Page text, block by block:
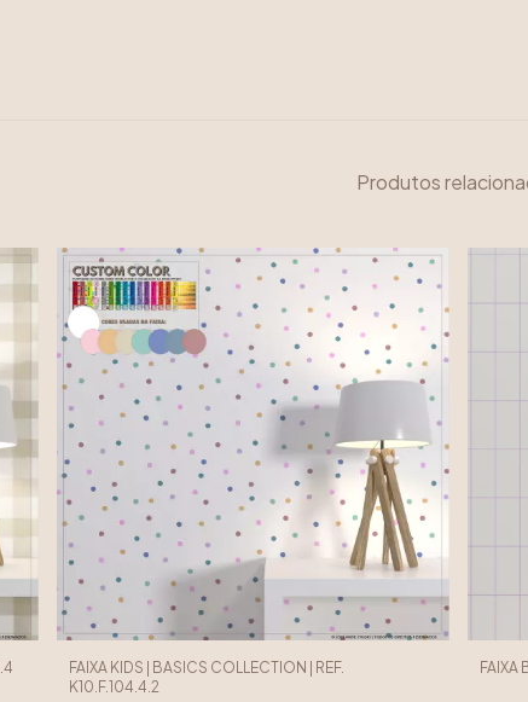
Produtos
FAIXA KIDS | BASICS COLLECTION | REF.
K10.F.104.4.2
FAIXA